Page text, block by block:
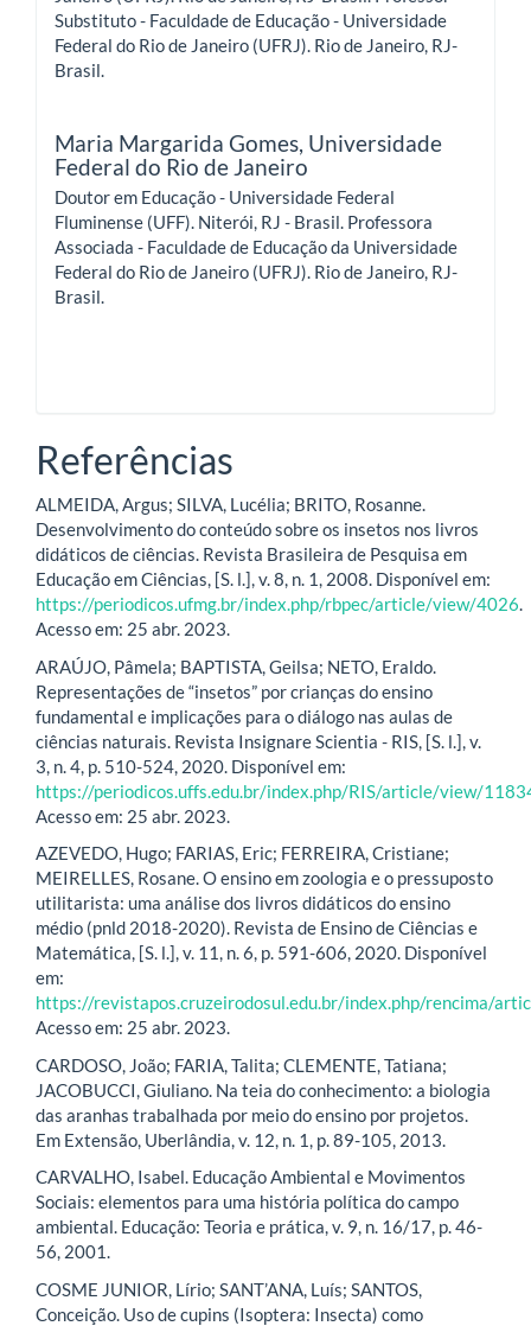
Substituto - Faculdade de Educação - Universidade
Federal do Rio de Janeiro (UFRJ). Rio de Janeiro, RJ-
Brasil.
Maria Margarida Gomes, Universidade
Federal do Rio de Janeiro
Doutor em Educação - Universidade Federal
Fluminense (UFF). Niterói, RJ - Brasil. Professora
Associada - Faculdade de Educação da Universidade
Federal do Rio de Janeiro (UFRJ). Rio de Janeiro, RJ-
Brasil.
Referências
ALMEIDA, Argus; SILVA, Lucélia; BRITO, Rosanne.
Desenvolvimento do conteúdo sobre os insetos nos livros
didáticos de ciências. Revista Brasileira de Pesquisa em
Educação em Ciências, [S. l.], v. 8, n. 1, 2008. Disponível em:
https://periodicos.ufmg.br/index.php/rbpec/article/view/4026.
Acesso em: 25 abr. 2023.
ARAÚJO, Pâmela; BAPTISTA, Geilsa; NETO, Eraldo.
Representações de “insetos” por crianças do ensino
fundamental e implicações para o diálogo nas aulas de
ciências naturais. Revista Insignare Scientia - RIS, [S. l.], v.
3, n. 4, p. 510-524, 2020. Disponível em:
https://periodicos.uffs.edu.br/index.php/RIS/article/view/
Acesso em: 25 abr. 2023.
AZEVEDO, Hugo; FARIAS, Eric; FERREIRA, Cristiane;
MEIRELLES, Rosane. O ensino em zoologia e o pressuposto
utilitarista: uma análise dos livros didáticos do ensino
médio (pnld 2018-2020). Revista de Ensino de Ciências e
Matemática, [S. l.], v. 11, n. 6, p. 591-606, 2020. Disponível
em:
https://revistapos.cruzeirodosul.edu.br/index.php/rencima/
Acesso em: 25 abr. 2023.
CARDOSO, João; FARIA, Talita; CLEMENTE, Tatiana;
JACOBUCCI, Giuliano. Na teia do conhecimento: a biologia
das aranhas trabalhada por meio do ensino por projetos.
Em Extensão, Uberlândia, v. 12, n. 1, p. 89-105, 2013.
CARVALHO, Isabel. Educação Ambiental e Movimentos
Sociais: elementos para uma história política do campo
ambiental. Educação: Teoria e prática, v. 9, n. 16/17, p. 46-
56, 2001.
COSME JUNIOR, Lírio; SANT’ANA, Luís; SANTOS,
Conceição. Uso de cupins (Isoptera: Insecta) como